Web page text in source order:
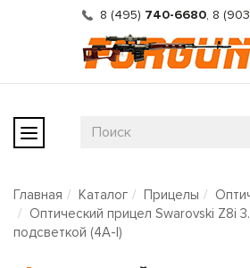
8 (495) 740-6680, 8
Главная Каталог Прицелы
Оптический прицел Swarovski Z8i
подсветкой (4A-I)